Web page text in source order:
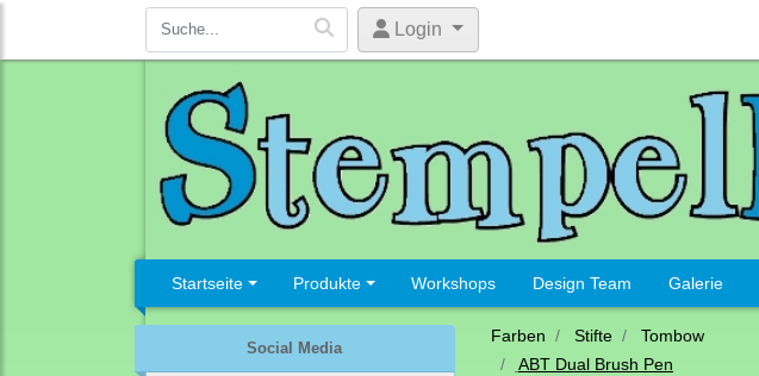
Login
Startseite Produkte Workshops Design Team Galerie
Social Media
Farben Stifte
Tombow
ABT Dual Brush Pen